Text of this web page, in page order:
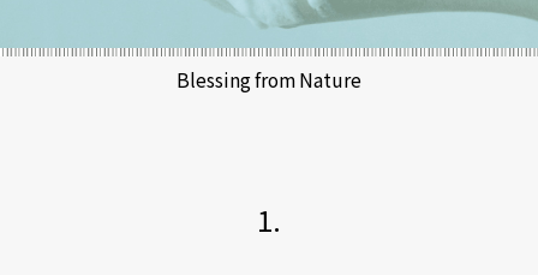
Blessing from Nature
1.